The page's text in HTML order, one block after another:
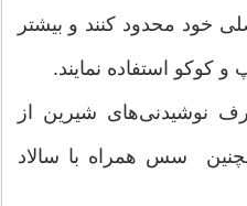
خود محدود کنند و بیشتر
کوکو استفاده نمایند.
نوشیدنی‌های شیرین از
سس همراه با سالاد